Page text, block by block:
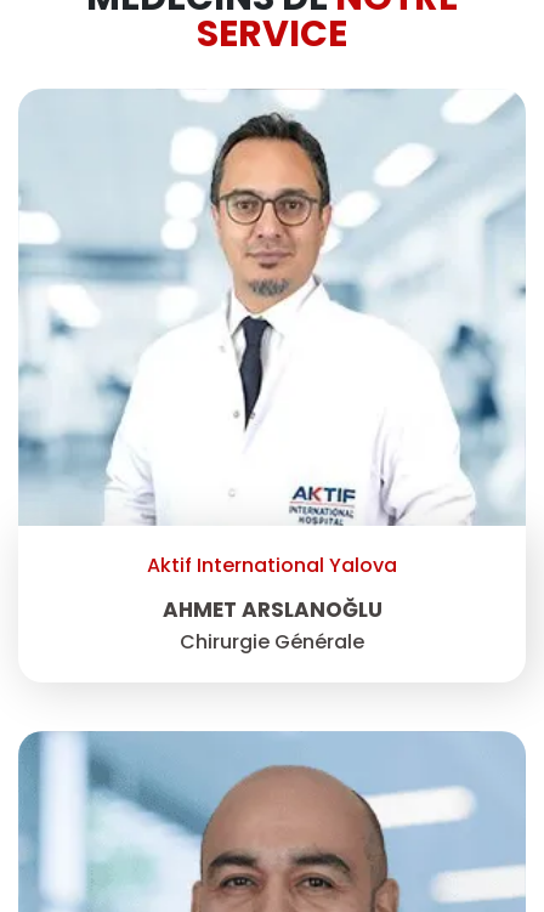
SERVICE
Aktif International Yalova
AHMET ARSLANOĞLU
Chirurgie Générale